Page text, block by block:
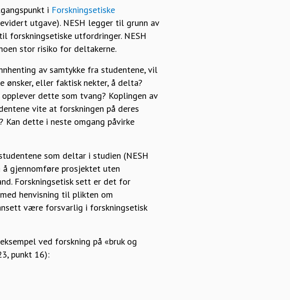
i Forskningsetiske
utgave). NESH legger til grunn av
forskningsetiske utfordringer. NESH
stor risiko for deltakerne.
av samtykke fra studentene, vil
eller faktisk nekter, å delta?
dette som tvang? Koplingen av
vite at forskningen på deres
Kan dette i neste omgang påvirke
som deltar i studien (NESH
gjennomføre prosjektet uten
Forskningsetisk sett er det for
henvisning til plikten om
være forsvarlig i forskningsetisk
ved forskning på «bruk og
punkt 16):